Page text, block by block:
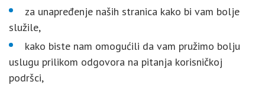
za unapređenje naših stranica kako bi vam bolje
služile,
kako biste nam omogućili da vam pružimo bolju
uslugu prilikom odgovora na pitanja korisničkoj
podršci,